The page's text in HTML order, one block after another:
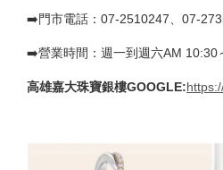
➡️門市電話：07-2510247、07-
➡️營業時間：週一到週六AM 10:30
高雄嘉大珠寶銀樓GOOGLE: